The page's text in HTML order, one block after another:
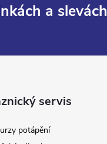
a slevách
servis
potápění